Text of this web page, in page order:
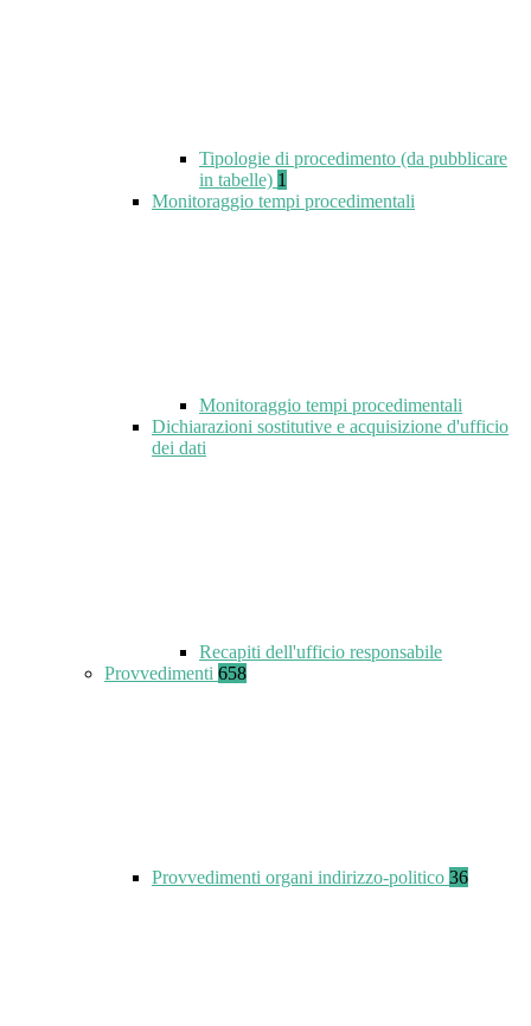
Tipologie di procedimento (da pubblicare
in tabelle) 1
Monitoraggio tempi procedimentali
Monitoraggio tempi procedimentali
Dichiarazioni sostitutive e acquisizione d'ufficio
dei dati
Recapiti dell'ufficio responsabile
Provvedimenti 658
Provvedimenti organi indirizzo-politico 36